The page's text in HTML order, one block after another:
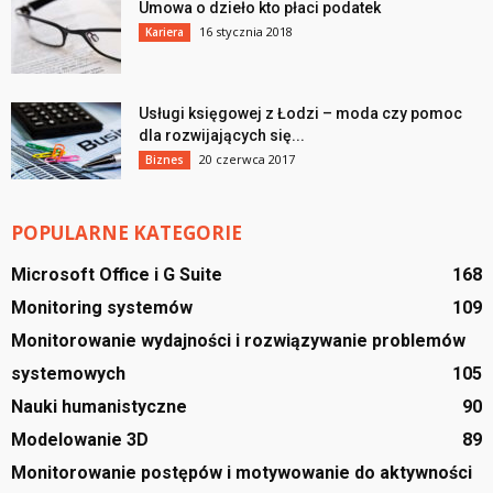
Umowa o dzieło kto płaci podatek
Kariera 16 stycznia 2018
Usługi księgowej z Łodzi – moda czy pomoc
dla rozwijających się...
Biznes 20 czerwca 2017
POPULARNE KATEGORIE
Microsoft Office i G Suite
168
Monitoring systemów
109
Monitorowanie wydajności i rozwiązywanie problemów
systemowych
105
Nauki humanistyczne
90
Modelowanie 3D
89
Monitorowanie postępów i motywowanie do aktywności